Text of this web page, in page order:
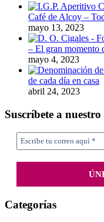
Café de Alcoy –
mayo 13, 2023
– El gran momento
mayo 4, 2023
de cada día en casa
abril 24, 2023
Suscríbete a
Categorías